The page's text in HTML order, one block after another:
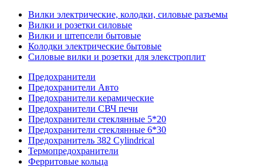
Вилки электрические, колодки, силовые разъемы
Вилки и розетки силовые
Вилки и штепсели бытовые
Колодки электрические бытовые
Силовые вилки и розетки для элекстроплит
Предохранители
Предохранители Авто
Предохранители керамические
Предохранители СВЧ печи
Предохранители стеклянные 5*20
Предохранители стеклянные 6*30
Предохранитель 382 Cylindrical
Термопредохранители
Ферритовые кольца